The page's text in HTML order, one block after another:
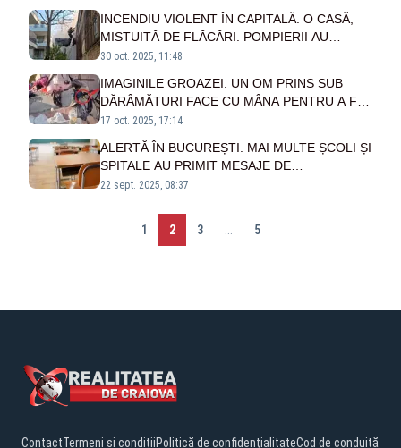
INCENDIU VIOLENT ÎN CAPITALĂ. O CASĂ,
MISTUITĂ DE FLĂCĂRI. POMPIERII AU
INTERVENIT - FOTO/VIDEO
30 oct. 2025, 11:48
IMAGINILE GROAZEI. UN OM PRINS SUB
DĂRÂMĂTURI FACE CU MÂNA PENTRU A FI
SALVAT - VIDEO
17 oct. 2025, 17:14
ALERTĂ ÎN BUCUREȘTI. MAI MULTE ȘCOLI ȘI
SPITALE AU PRIMIT MESAJE DE
AMENINȚARE
22 sept. 2025, 08:37
1 2 3 5
ContactTermeni și condițiiPolitică de confidențialitateCod de conduită